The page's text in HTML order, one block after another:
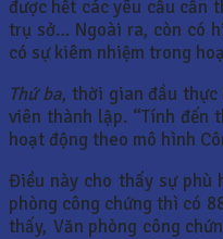
được hết các yêu cầu cần
trụ sở… Ngoài ra, còn có
có sự kiêm nhiệm trong
Thứ ba, thời gian đầu thực
viên thành lập. “Tính đến
hoạt động theo mô hình
Điều này cho thấy sự phù
phòng công chứng thì có
thấy, Văn phòng công